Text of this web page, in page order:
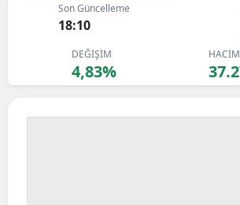
Son Güncelleme
18:10
DEĞİŞİM
4,83%